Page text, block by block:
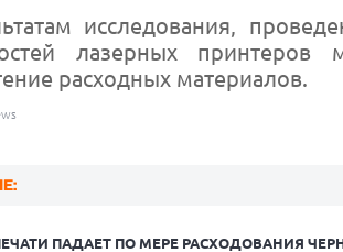
исследования,
лазерных
расходных материалов.
ПАДАЕТ ПО МЕРЕ РАСХОДОВАНИЯ